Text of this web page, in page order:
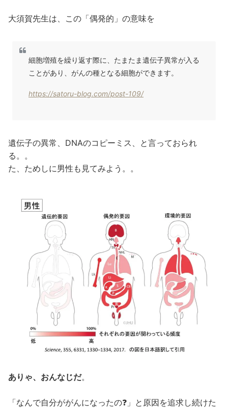
大須賀先生は、この「偶発的」の意味を
細胞増殖を繰り返す際に、たまたま遺伝子異常が入る
ことがあり、がんの種となる細胞ができます。
https://satoru-blog.com/post-109/
遺伝子の異常、DNAのコピーミス、と言っておられ
る。。
た、ためしに男性も見てみよう。。
ありゃ、おんなじだ。
「なんで自分ががんになったの❓」と原因を追求し続けた